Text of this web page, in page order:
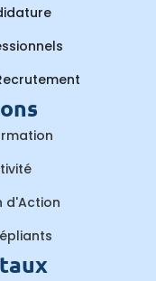
d'Action